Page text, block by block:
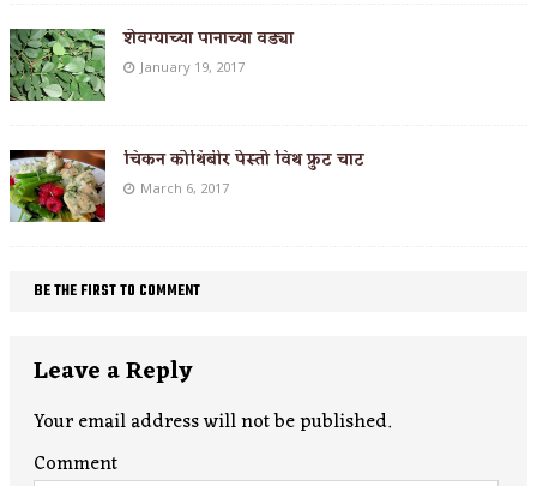
शेवग्याच्या पानाच्या वड्या
January 19, 2017
चिकन कोथिंबीर पेस्तो विथ फ्रुट चाट
March 6, 2017
BE THE FIRST TO COMMENT
Leave a Reply
Your email address will not be published.
Comment